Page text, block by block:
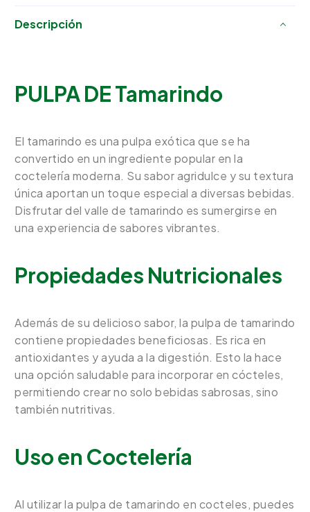
Descripción
PULPA DE Tamarindo
El tamarindo es una pulpa exótica que se ha
convertido en un ingrediente popular en la
coctelería moderna. Su sabor agridulce y su textura
única aportan un toque especial a diversas bebidas.
Disfrutar del valle de tamarindo es sumergirse en
una experiencia de sabores vibrantes.
Propiedades Nutricionales
Además de su delicioso sabor, la pulpa de tamarindo
contiene propiedades beneficiosas. Es rica en
antioxidantes y ayuda a la digestión. Esto la hace
una opción saludable para incorporar en cócteles,
permitiendo crear no solo bebidas sabrosas, sino
también nutritivas.
Uso en Coctelería
Al utilizar la pulpa de tamarindo en cocteles, puedes